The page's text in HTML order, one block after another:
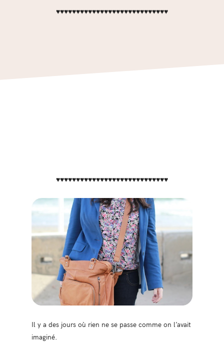
♥♥♥♥♥♥♥♥♥♥♥♥♥♥♥♥♥♥♥♥♥♥♥♥♥♥♥♥
♥♥♥♥♥♥♥♥♥♥♥♥♥♥♥♥♥♥♥♥♥♥♥♥♥♥♥♥
Il y a des jours où rien ne se passe comme on l’avait
imaginé.